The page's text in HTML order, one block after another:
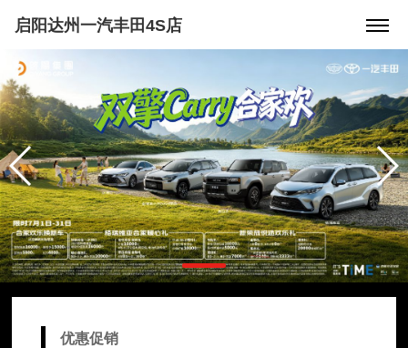
启阳达州一汽丰田4S店
优惠促销